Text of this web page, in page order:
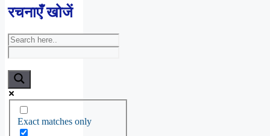
रचनाएँ खोजें
Exact matches only